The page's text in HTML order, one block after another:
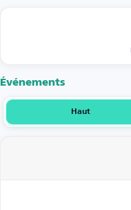
Événements
Haut